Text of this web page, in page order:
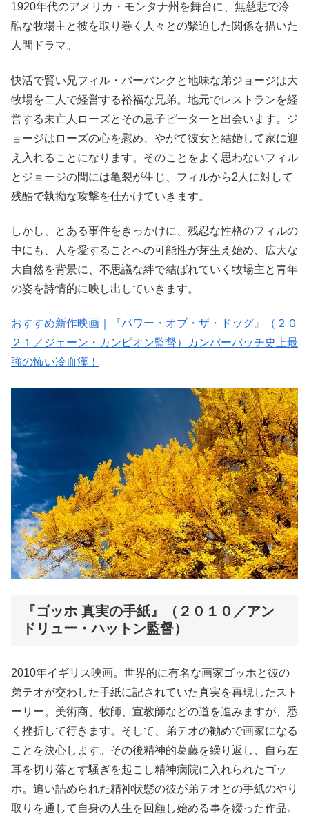
1920年代のアメリカ・モンタナ州を舞台に、無慈悲で冷
酷な牧場主と彼を取り巻く人々との緊迫した関係を描いた
人間ドラマ。
快活で賢い兄フィル・バーバンクと地味な弟ジョージは大
牧場を二人で経営する裕福な兄弟。地元でレストランを経
営する未亡人ローズとその息子ピーターと出会います。ジ
ョージはローズの心を慰め、やがて彼女と結婚して家に迎
え入れることになります。そのことをよく思わないフィル
とジョージの間には亀裂が生じ、フィルから2人に対して
残酷で執拗な攻撃を仕かけていきます。
しかし、とある事件をきっかけに、残忍な性格のフィルの
中にも、人を愛することへの可能性が芽生え始め、広大な
大自然を背景に、不思議な絆で結ばれていく牧場主と青年
の姿を詩情的に映し出していきます。
おすすめ新作映画｜『パワー・オブ・ザ・ドッグ』（２０
２１／ジェーン・カンピオン監督）カンバーバッチ史上最
強の怖い冷血漢！
『ゴッホ 真実の手紙』（２０１０／アン
ドリュー・ハットン監督）
2010年イギリス映画。世界的に有名な画家ゴッホと彼の
弟テオが交わした手紙に記されていた真実を再現したスト
ーリー。美術商、牧師、宣教師などの道を進みますが、悉
く挫折して行きます。そして、弟テオの勧めで画家になる
ことを決心します。その後精神的葛藤を繰り返し、自ら左
耳を切り落とす騒ぎを起こし精神病院に入れられたゴッ
ホ。追い詰められた精神状態の彼が弟テオとの手紙のやり
取りを通して自身の人生を回顧し始める事を綴った作品。